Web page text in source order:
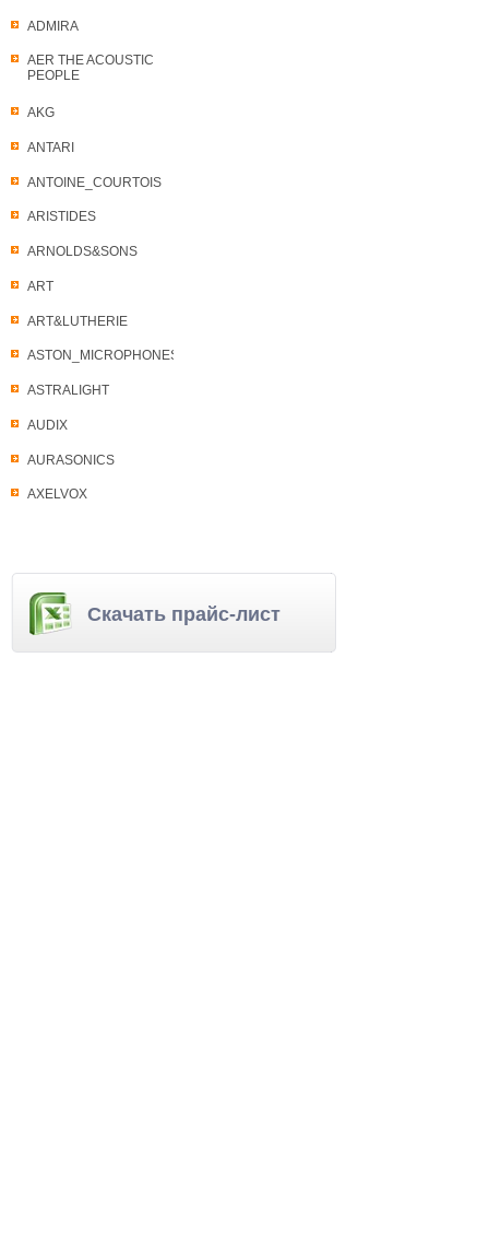
ADMIRA
AER THE ACOUSTIC
PEOPLE
AKG
ANTARI
ANTOINE_COURTOIS
ARISTIDES
ARNOLDS&SONS
ART
ART&LUTHERIE
ASTON_MICROPHONES
ASTRALIGHT
AUDIX
AURASONICS
AXELVOX
Скачать прайс-лист